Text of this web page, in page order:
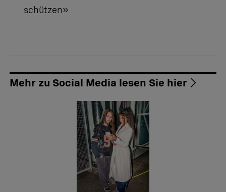
schützen»
Mehr zu Social Media lesen Sie hier